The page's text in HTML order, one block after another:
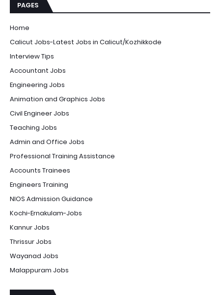
PAGES
Home
Calicut Jobs-Latest Jobs in Calicut/Kozhikkode
Interview Tips
Accountant Jobs
Engineering Jobs
Animation and Graphics Jobs
Civil Engineer Jobs
Teaching Jobs
Admin and Office Jobs
Professional Training Assistance
Accounts Trainees
Engineers Training
NIOS Admission Guidance
Kochi-Ernakulam-Jobs
Kannur Jobs
Thrissur Jobs
Wayanad Jobs
Malappuram Jobs